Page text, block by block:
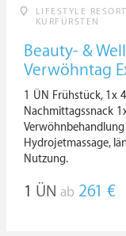
LIFESTYLE
KURFÜRSTEN
Beauty- &
Verwöhntag
1 ÜN Frühstück, 1x
Nachmittagssnack
Verwöhnbehandlung
Hydrojetmassage,
Nutzung.
1 ÜN ab 261 €